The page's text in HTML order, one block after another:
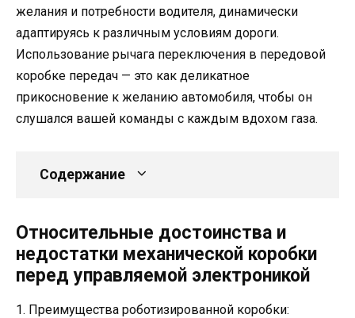
желания и потребности водителя, динамически
адаптируясь к различным условиям дороги.
Использование рычага переключения в передовой
коробке передач — это как деликатное
прикосновение к желанию автомобиля, чтобы он
слушался вашей команды с каждым вдохом газа.
Содержание
Относительные достоинства и
недостатки механической коробки
перед управляемой электроникой
1. Преимущества роботизированной коробки: